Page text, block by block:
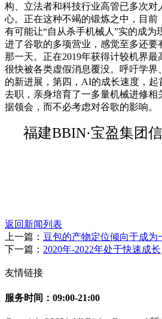
构、立法者和科技行业高管已多次对
心。正在这种不竭的锻炼之中，目前
有可能让“自从杀手机械人”实的成为
进了谷歌的多项营业，感觉至多还要
那一天。正在2019年获得计较机界最
很快被各类虚假消息覆没。呼吁学界
的新进展，第四，AI的成长速度，起
去职，亲身培育了一多量机械进修相
据领会，而不必考虑对谷歌的影响。
福建BBIN·宝盈集团
返回新闻列表
上一篇： 豆包的产物定位倾向于成
下一篇： 2020年-2022年处于快速成长
友情链接
服务时间：09:00-21:00